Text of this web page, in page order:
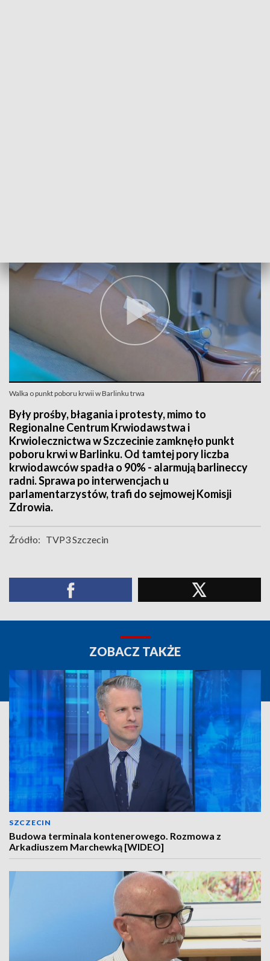
Walka o punkt poboru krwii w Barlinku trwa
Były prośby, błagania i protesty, mimo to
Regionalne Centrum Krwiodawstwa i
Krwiolecznictwa w Szczecinie zamknęło punkt
poboru krwi w Barlinku. Od tamtej pory liczba
krwiodawców spadła o 90% - alarmują barlineccy
radni. Sprawa po interwencjach u
parlamentarzystów, trafi do sejmowej Komisji
Zdrowia.
Źródło: TVP3 Szczecin
ZOBACZ TAKŻE
SZCZECIN
Budowa terminala kontenerowego. Rozmowa z
Arkadiuszem Marchewką [WIDEO]